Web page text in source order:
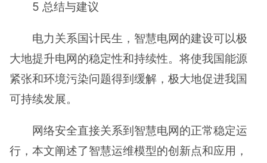
5 总结与建议
电力关系国计民生，智慧电网的建设可以极
大地提升电网的稳定性和持续性。将使我国能源
紧张和环境污染问题得到缓解，极大地促进我国
可持续发展。
网络安全直接关系到智慧电网的正常稳定运
行，本文阐述了智慧运维模型的创新点和应用，